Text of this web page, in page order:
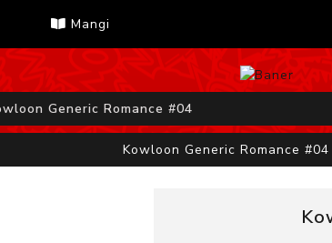
Mangi
Generic Romance #04
Kowloon Generic Romance #04